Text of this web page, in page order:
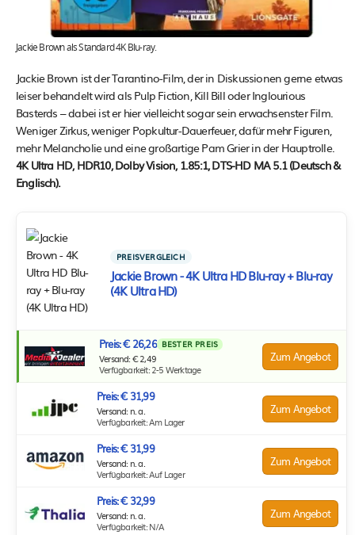
Jackie Brown als Standard 4K Blu-ray.
Jackie Brown ist der Tarantino-Film, der in Diskussionen gerne etwas
leiser behandelt wird als Pulp Fiction, Kill Bill oder Inglourious
Basterds – dabei ist er hier vielleicht sogar sein erwachsenster Film.
Weniger Zirkus, weniger Popkultur-Dauerfeuer, dafür mehr Figuren,
mehr Melancholie und eine großartige Pam Grier in der Hauptrolle.
4K Ultra HD, HDR10, Dolby Vision, 1.85:1, DTS-HD MA 5.1 (Deutsch &
Englisch).
PREISVERGLEICH
Jackie Brown - 4K Ultra HD Blu-ray + Blu-ray
(4K Ultra HD)
Preis: € 26,26 BESTER PREIS
Versand: € 2,49
Verfügbarkeit: 2-5 Werktage
Zum Angebot
Preis: € 31,99
Versand: n. a.
Verfügbarkeit: Am Lager
Zum Angebot
Preis: € 31,99
Versand: n. a.
Verfügbarkeit: Auf Lager
Zum Angebot
Preis: € 32,99
Versand: n. a.
Verfügbarkeit: N/A
Zum Angebot